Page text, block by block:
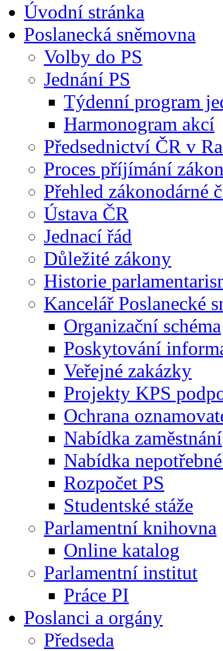
Úvodní stránka
Poslanecká sněmovna
Volby do PS
Jednání PS
Týdenní program
Harmonogram akcí
Předsednictví ČR v
Proces příjímání
Přehled zákonodárné
Ústava ČR
Jednací řád
Důležité zákony
Historie
Kancelář Poslanecké
Organizační schéma
Poskytování
Veřejné zakázky
Projekty KPS
Ochrana
Nabídka zaměstnání
Nabídka
Rozpočet PS
Studentské stáže
Parlamentní knihovna
Online katalog
Parlamentní institut
Práce PI
Poslanci a orgány
Předseda